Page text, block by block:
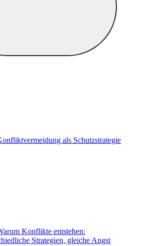
als Schutzstrategie
Konflikte entstehen:
Strategien, gleiche Angst